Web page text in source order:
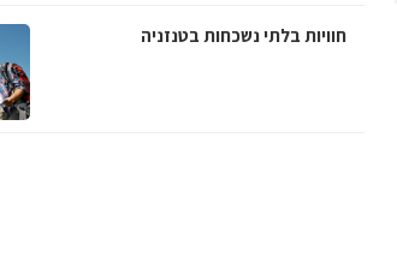
חוויות בלתי נשכחות בטנזניה